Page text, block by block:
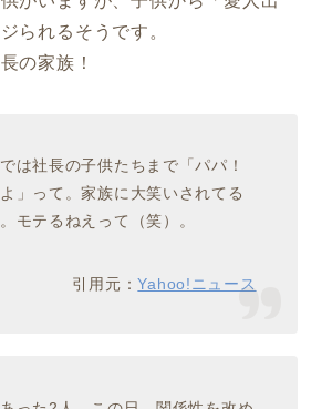
られるそうです。
の家族！
は社長の子供たちまで「パパ！
」って。家族に大笑いされてる
モテるねえって（笑）。
引用元：Yahoo!ニュース